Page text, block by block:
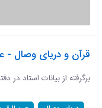
قرآن و دریای وصال -
برگرفته از بیانات استاد در